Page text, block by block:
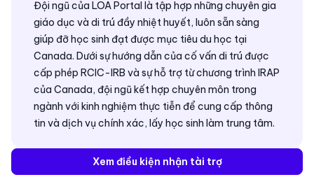
Đội ngũ của LOA Portal là tập hợp những chuyên gia
giáo dục và di trú đầy nhiệt huyết, luôn sẵn sàng
giúp đỡ học sinh đạt được mục tiêu du học tại
Canada. Dưới sự hướng dẫn của cố vấn di trú được
cấp phép RCIC-IRB và sự hỗ trợ từ chương trình IRAP
của Canada, đội ngũ kết hợp chuyên môn trong
ngành với kinh nghiệm thực tiễn để cung cấp thông
tin và dịch vụ chính xác, lấy học sinh làm trung tâm.
Xem điều kiện nhận tài trợ